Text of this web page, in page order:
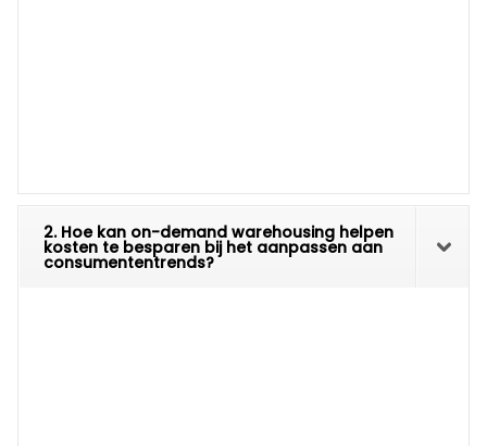
2. Hoe kan on-demand warehousing helpen
kosten te besparen bij het aanpassen aan
consumententrends?